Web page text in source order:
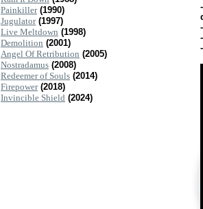
Painkiller (1990)
Jugulator (1997)
Live Meltdown (1998)
Demolition (2001)
Angel Of Retribution (2005)
Nostradamus (2008)
Redeemer of Souls (2014)
Firepower (2018)
Invincible Shield (2024)
-